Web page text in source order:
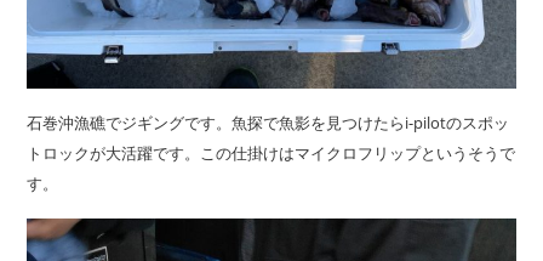
石巻沖漁礁でジギングです。魚探で魚影を見つけたらi-pilotのスポッ
トロックが大活躍です。この仕掛けはマイクロフリップというそうで
す。